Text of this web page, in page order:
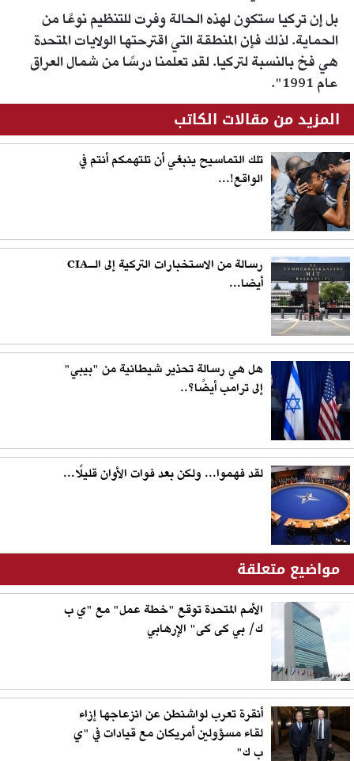
بل إن تركيا ستكون لهذه الحالة وفرت للتنظيم نوعًا من
الحماية. لذلك فإن المنطقة التي اقترحتها الولايات المتحدة
هي فخ بالنسبة لتركيا. لقد تعلمنا درسًا من شمال العراق
عام 1991".
المزيد من مقالات الكاتب
تلك التماسيح ينبغي أن تلتهمكم أنتم في
الواقع!...
رسالة من الاستخبارات التركية إلى الـCIA
أيضا...
هل هي رسالة تحذير شيطانية من "بيبي"
إلى ترامب أيضًا؟..
لقد فهموا... ولكن بعد فوات الأوان قليلًا...
مواضيع متعلقة
الأمم المتحدة توقع "خطة عمل" مع "ي ب
ك/ بي كى كى" الإرهابي
أنقرة تعرب لواشنطن عن انزعاجها إزاء
لقاء مسؤولين أمريكان مع قيادات في "ي
ب ك"